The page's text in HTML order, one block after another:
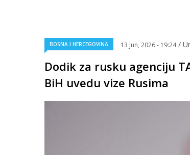
BOSNA I HERCEGOVINA 13 Jun, 2026 - 19:24 /
Dodik za rusku agenciju
BiH uvedu vize Rusima